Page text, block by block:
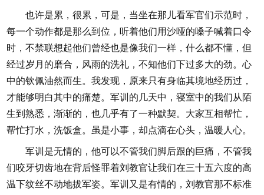
也许是累，很累，可是，当坐在那儿看军官们示范时，
每一个动作都是那么到位，听着他们用沙哑的嗓子喊着口令
时，不禁联想起他们曾经也是像我们一样，什么都不懂，但
经过岁月的磨合，风雨的洗礼，不知他们下过多大的劲。心
中的钦佩油然而生。我发现，原来只有身临其境地经历过，
才能够明白其中的痛楚。军训的几天中，寝室中的我们从陌
生到熟悉，渐渐的，也几乎有了一种默契。大家互相帮忙，
帮忙打水，洗饭盒。虽是小事，却点滴在心头，温暖人心。
军训是无情的，他可以不管我们脚后跟的巨痛，不管我
们咬牙切齿地在背后怪罪着刘教官让我们在三十五六度的高
温下纹丝不动地拔军姿。军训又是有情的，刘教官那不标准